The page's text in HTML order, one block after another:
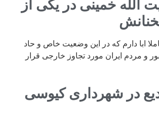
الله خمینی در یکی از
ابا دارم که در این وضعیت خاص و حاد
و مردم ایران مورد تجاوز خارجی قرار
در شهرداری کیوسی